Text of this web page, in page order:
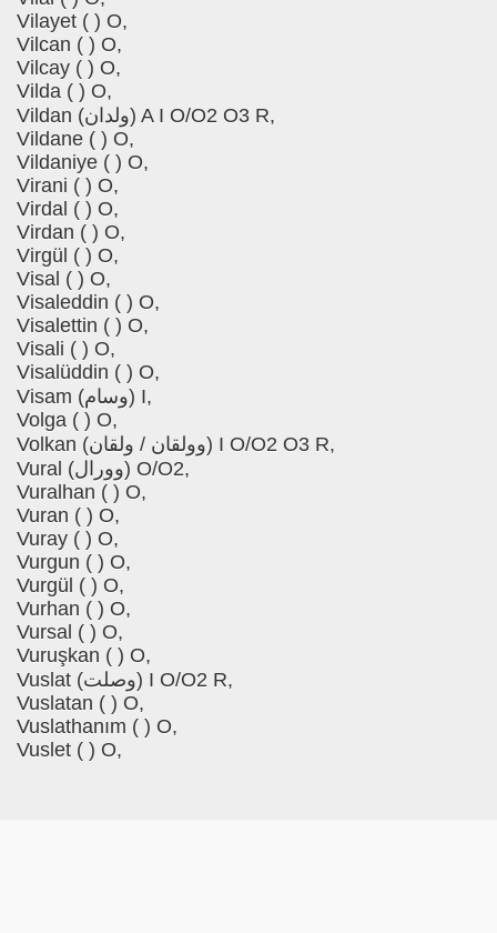
Vilayet ( ) O,
Vilcan ( ) O,
Vilcay ( ) O,
Vilda ( ) O,
Vildan (ولدان) A I O/O2 O3 R,
Vildane ( ) O,
Vildaniye ( ) O,
Virani ( ) O,
Virdal ( ) O,
Virdan ( ) O,
Virgül ( ) O,
Visal ( ) O,
Visaleddin ( ) O,
Visalettin ( ) O,
Visali ( ) O,
Visalüddin ( ) O,
Visam (وسام) I,
Volga ( ) O,
Volkan (وولقان / ولقان) I O/O2 O3 R,
Vural (وورال) O/O2,
Vuralhan ( ) O,
Vuran ( ) O,
Vuray ( ) O,
Vurgun ( ) O,
Vurgül ( ) O,
Vurhan ( ) O,
Vursal ( ) O,
Vuruşkan ( ) O,
Vuslat (وصلت) I O/O2 R,
Vuslatan ( ) O,
Vuslathanım ( ) O,
Vuslet ( ) O,